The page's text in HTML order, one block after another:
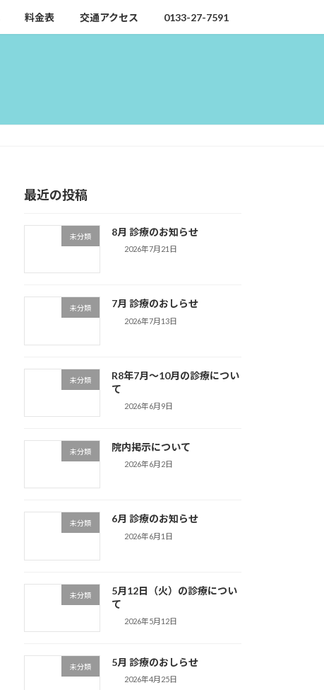
料金表 交通アクセス 0133-27-7591
最近の投稿
未分類 8月 診療のお知らせ
2026年7月21日
未分類 7月 診療のおしらせ
2026年7月13日
未分類
R8年7月〜10月の診療につい
て
2026年6月9日
未分類 院内掲示について
2026年6月2日
未分類 6月 診療のお知らせ
2026年6月1日
未分類
5月12日（火）の診療につい
て
2026年5月12日
未分類 5月 診療のおしらせ
2026年4月25日